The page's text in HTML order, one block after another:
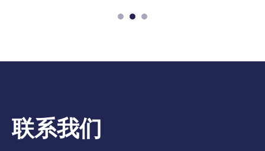
速运转磨损加剧，更换周期从原本的 9~12 个月骤
联系我们